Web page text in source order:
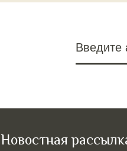
Введите
Новостная